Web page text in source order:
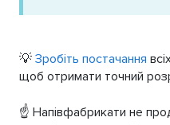
​💡 Зробіть постачання
щоб отримати точний
☝️ Напівфабрикати не